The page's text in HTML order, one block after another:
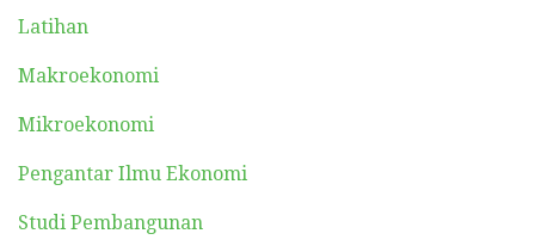
Latihan
Makroekonomi
Mikroekonomi
Pengantar Ilmu Ekonomi
Studi Pembangunan